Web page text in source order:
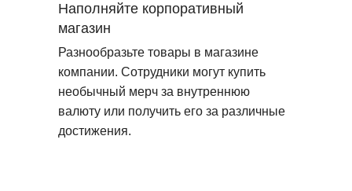
Наполняйте корпоративный
магазин
Разнообразьте товары в магазине
компании. Сотрудники могут купить
необычный мерч за внутреннюю
валюту или получить его за различные
достижения.